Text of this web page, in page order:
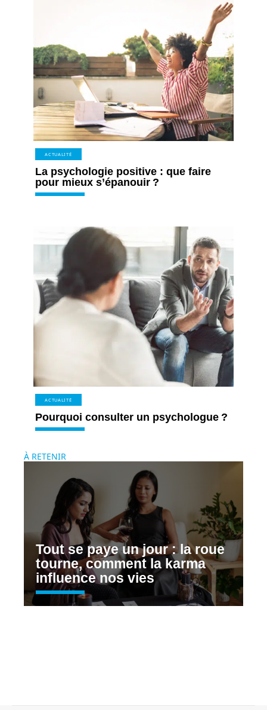
ACTUALITÉ
La psychologie positive : que faire
pour mieux s’épanouir ?
ACTUALITÉ
Pourquoi consulter un psychologue ?
À RETENIR
Tout se paye un jour : la roue
tourne, comment la karma
influence nos vies